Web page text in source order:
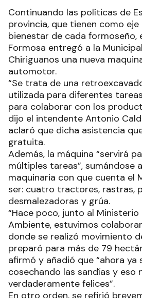
Continuando las políticas de
provincia, que tienen como
bienestar de cada formoseño,
Formosa entregó a la
Chiriguanos una nueva
automotor.
“Se trata de una
utilizada para diferentes
para colaborar con los
dijo el intendente Antonio
aclaró que dicha asistencia
gratuita.
Además, la máquina “servirá
múltiples tareas”, sumándose
maquinaria con que cuenta el
ser: cuatro tractores, rastras,
desmalezadoras y grúa.
“Hace poco, junto al
Ambiente, estuvimos
donde se realizó movimiento
preparó para más de 79
afirmó y añadió que “ahora ya
cosechando las sandías y eso
verdaderamente felices”.
En otro orden, se refirió